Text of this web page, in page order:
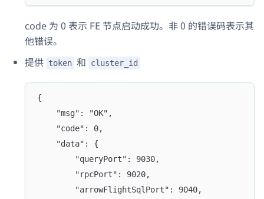
code 为 0 表示 FE 节点启动成功。非 0 的错误码表示其
他错误。
提供 token 和 cluster_id
{
	"msg": "OK",
	"code": 0,
	"data": {
		"queryPort": 9030,
		"rpcPort": 9020,
        "arrowFlightSqlPort": 9040,